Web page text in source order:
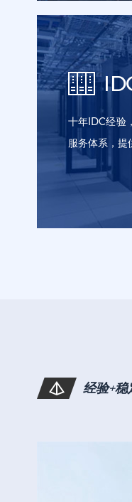
云服务器
融合CDN
十年IDC经验
服务体系，提
经验+稳